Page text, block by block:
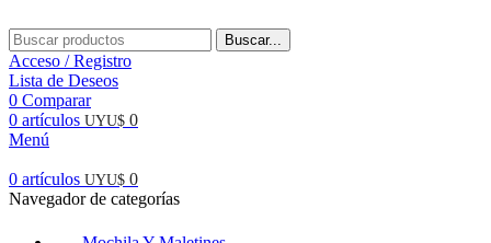
Buscar...
Acceso / Registro
Lista de Deseos
0 Comparar
0 artículos UYU$ 0
Menú
0 artículos UYU$ 0
Navegador de categorías